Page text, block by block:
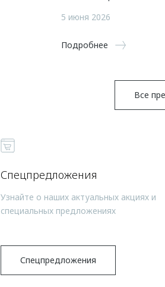
5 июня 2026
Подробнее
Все
Спецпредложения
Узнайте о наших актуальных акциях и
специальных предложениях
Спецпредложения